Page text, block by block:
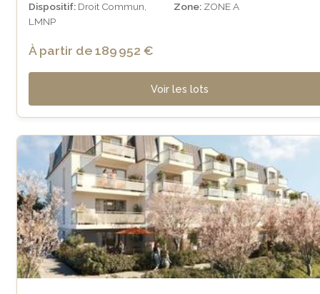
Dispositif: Droit Commun,
LMNP
Zone: ZONE A
À partir de 189 952 €
Voir les lots